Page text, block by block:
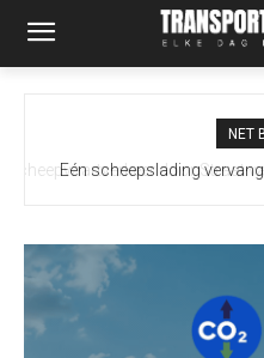
NET
Eén scheepslading